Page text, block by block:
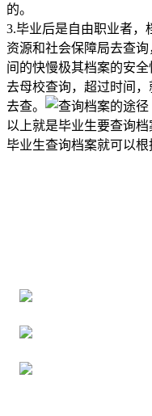
的。
3.毕业后是自由职业者，
资源和社会保障局去查
间的快慢极其档案的安
去母校查询，超过时间
去查。
以上就是毕业生要查询档
毕业生查询档案就可以根